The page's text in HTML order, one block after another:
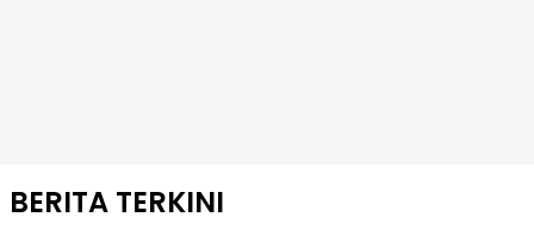
BERITA TERKINI